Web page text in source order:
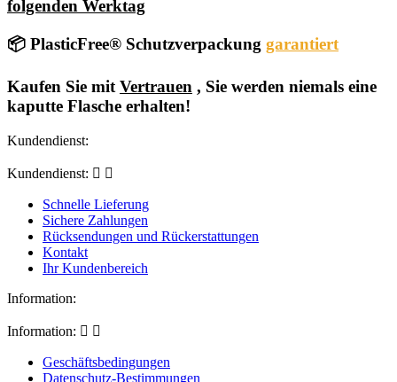
folgenden Werktag
📦 PlasticFree® Schutzverpackung garantiert
Kaufen Sie mit Vertrauen , Sie werden niemals eine
kaputte Flasche erhalten!
Kundendienst:
Kundendienst:  
Schnelle Lieferung
Sichere Zahlungen
Rücksendungen und Rückerstattungen
Kontakt
Ihr Kundenbereich
Information:
Information:  
Geschäftsbedingungen
Datenschutz-Bestimmungen